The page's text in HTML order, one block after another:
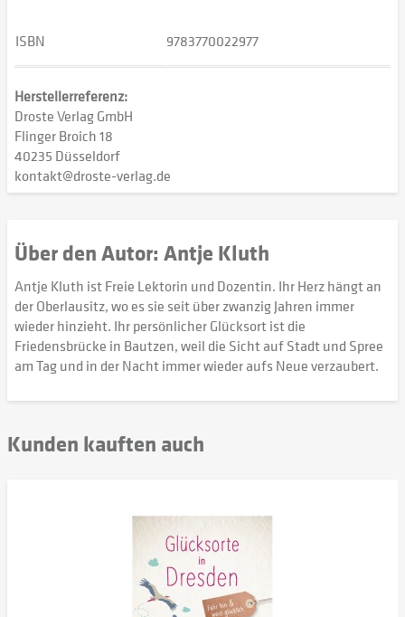
ISBN 9783770022977
Herstellerreferenz:
Droste Verlag GmbH
Flinger Broich 18
40235 Düsseldorf
kontakt@droste-verlag.de
Über den Autor: Antje Kluth
Antje Kluth ist Freie Lektorin und Dozentin. Ihr Herz hängt an
der Oberlausitz, wo es sie seit über zwanzig Jahren immer
wieder hinzieht. Ihr persönlicher Glücksort ist die
Friedensbrücke in Bautzen, weil die Sicht auf Stadt und Spree
am Tag und in der Nacht immer wieder aufs Neue verzaubert.
Kunden kauften auch